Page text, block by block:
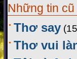
Những tin
Thơ say
Thơ vui